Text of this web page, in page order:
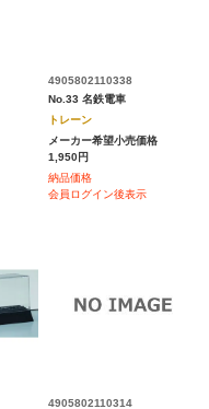
4905802110338
No.33 名鉄電車
トレーン
メーカー希望小売価格
1,950円
納品価格
会員ログイン後表示
4905802110314